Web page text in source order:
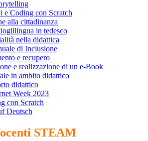
e Coding con Scratch
alla cittadinanza
in tedesco
nella didattica
di Inclusione
e recupero
e realizzazione di un e-Book
in ambito didattico
didattico
Week 2023
con Scratch
Deutsch
STEAM